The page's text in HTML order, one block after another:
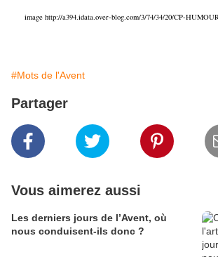
image http://a394.idata.over-blog.com/3/74/34/20/CP-
#Mots de l'Avent
Partager
Vous aimerez aussi
Les derniers jours de l’Avent, où
nous conduisent-ils donc ?